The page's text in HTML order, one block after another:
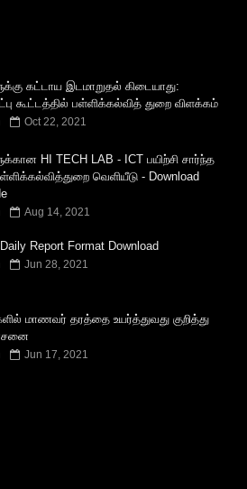
கட்டாய இடமாறுதல் கிடையாது:
கூட்டத்தில் பள்ளிக்கல்வித் துறை விளக்கம்
Oct 22, 2021
HI TECH LAB - ICT பயிற்சி சார்ந்த
வெளியீடு - Download
Aug 14, 2021
Report Format Download
Jun 28, 2021
மாணவர் தரத்தை உயர்த்துவது குறித்து
Jun 17, 2021